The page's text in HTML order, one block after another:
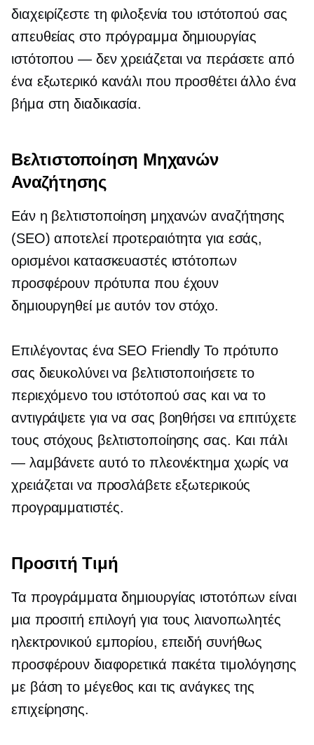
διαχειρίζεστε τη φιλοξενία του ιστότοπού σας
απευθείας στο πρόγραμμα δημιουργίας
ιστότοπου — δεν χρειάζεται να περάσετε από
ένα εξωτερικό κανάλι που προσθέτει άλλο ένα
βήμα στη διαδικασία.
Βελτιστοποίηση Μηχανών
Αναζήτησης
Εάν η βελτιστοποίηση μηχανών αναζήτησης
(SEO) αποτελεί προτεραιότητα για εσάς,
ορισμένοι κατασκευαστές ιστότοπων
προσφέρουν πρότυπα που έχουν
δημιουργηθεί με αυτόν τον στόχο.
Επιλέγοντας ένα SEO Friendly Το πρότυπο
σας διευκολύνει να βελτιστοποιήσετε το
περιεχόμενο του ιστότοπού σας και να το
αντιγράψετε για να σας βοηθήσει να επιτύχετε
τους στόχους βελτιστοποίησης σας. Και πάλι
— λαμβάνετε αυτό το πλεονέκτημα χωρίς να
χρειάζεται να προσλάβετε εξωτερικούς
προγραμματιστές.
Προσιτή Τιμή
Τα προγράμματα δημιουργίας ιστοτόπων είναι
μια προσιτή επιλογή για τους λιανοπωλητές
ηλεκτρονικού εμπορίου, επειδή συνήθως
προσφέρουν διαφορετικά πακέτα τιμολόγησης
με βάση το μέγεθος και τις ανάγκες της
επιχείρησης.